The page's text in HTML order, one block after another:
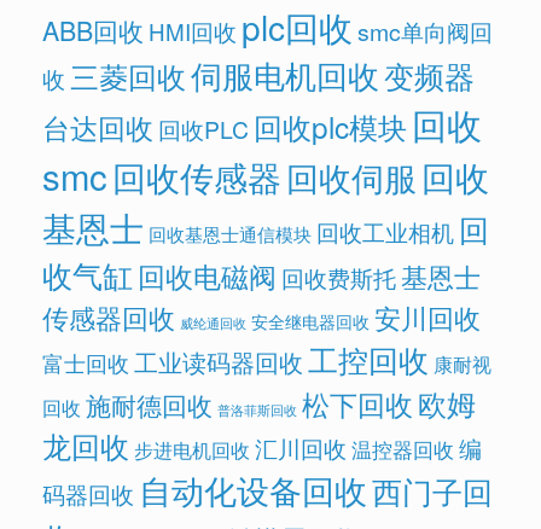
ABB回收 HMI回收 plc回收 smc单向阀回
收 三菱回收伺服电机回收变频器
台达回收 回收PLC 回收plc模块 回收
smc回收传感器回收伺服 回收
基恩士 回收基恩士通信模块 回收工业相机 回
收气缸 回收电磁阀 回收费斯托基恩士
传感器回收 威纶通回收 安全继电器回收 安川回收
富士回收工业读码器回收工控回收 康耐视
回收 施耐德回收 普洛菲斯回收 松下回收欧姆
龙回收 步进电机回收 汇川回收 温控器回收 编
码器回收 自动化设备回收西门子回